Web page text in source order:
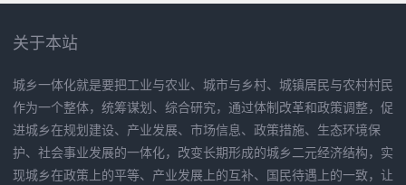
关于本站
城乡一体化就是要把工业与农业、城市与乡村、城镇居民与农村村民
作为一个整体，统筹谋划、综合研究，通过体制改革和政策调整，促
进城乡在规划建设、产业发展、市场信息、政策措施、生态环境保
护、社会事业发展的一体化，改变长期形成的城乡二元经济结构，实
现城乡在政策上的平等、产业发展上的互补、国民待遇上的一致，让